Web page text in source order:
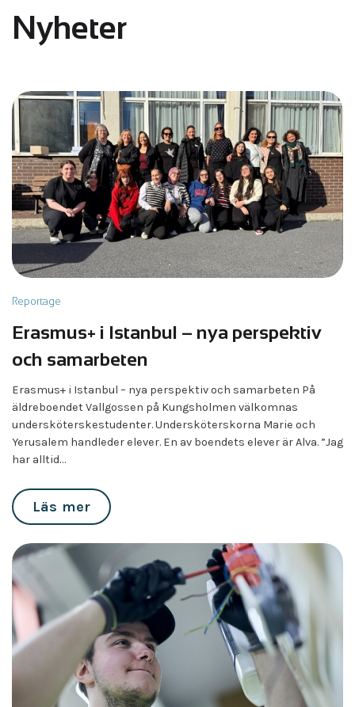
Nyheter
Reportage
Erasmus+ i Istanbul – nya perspektiv
och samarbeten
Erasmus+ i Istanbul – nya perspektiv och samarbeten På
äldreboendet Vallgossen på Kungsholmen välkomnas
undersköterskestudenter. Undersköterskorna Marie och
Yerusalem handleder elever. En av boendets elever är Alva. ”Jag
har alltid…
Läs mer